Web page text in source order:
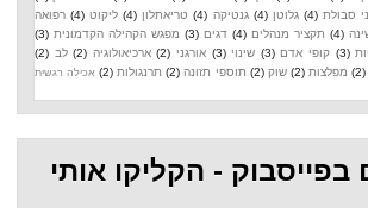
סבולת (4) גלוטן (4) גנטיקה (4) טריאתלון (4) ליקוט (4) רפואה
(4) תקציר מנהלים (4) דגים (3) מפגש הקהילה הקדמונית (3)
(3) קופי אדם (3) שינוי (3) אורגני (2) ארכיאולוגיה (2) לב (2)
(2) מפלצות (2) שוק (2) תוספי תזונה (2) תרנגולות (2) אכילה רגשית
בפייסבוק - הקליקו אותי